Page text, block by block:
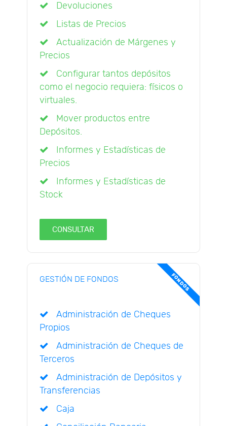
Devoluciones
Listas de Precios
Actualización de Márgenes y
Precios
Configurar tantos depósitos
como el negocio requiera: físicos o
virtuales.
Mover productos entre
Depósitos.
Informes y Estadísticas de
Precios
Informes y Estadísticas de
Stock
CONSULTAR
FONDOS
GESTIÓN DE FONDOS
Administración de Cheques
Propios
Administración de Cheques de
Terceros
Administración de Depósitos y
Transferencias
Caja